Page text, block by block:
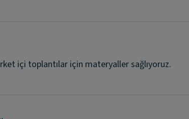
içi toplantılar için materyaller sağlıyoruz.